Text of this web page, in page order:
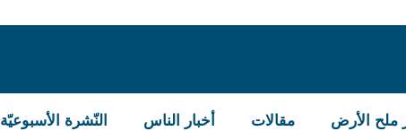
ملح الأرض مقالات أخبار الناس النّشرة الأسبوعيّة